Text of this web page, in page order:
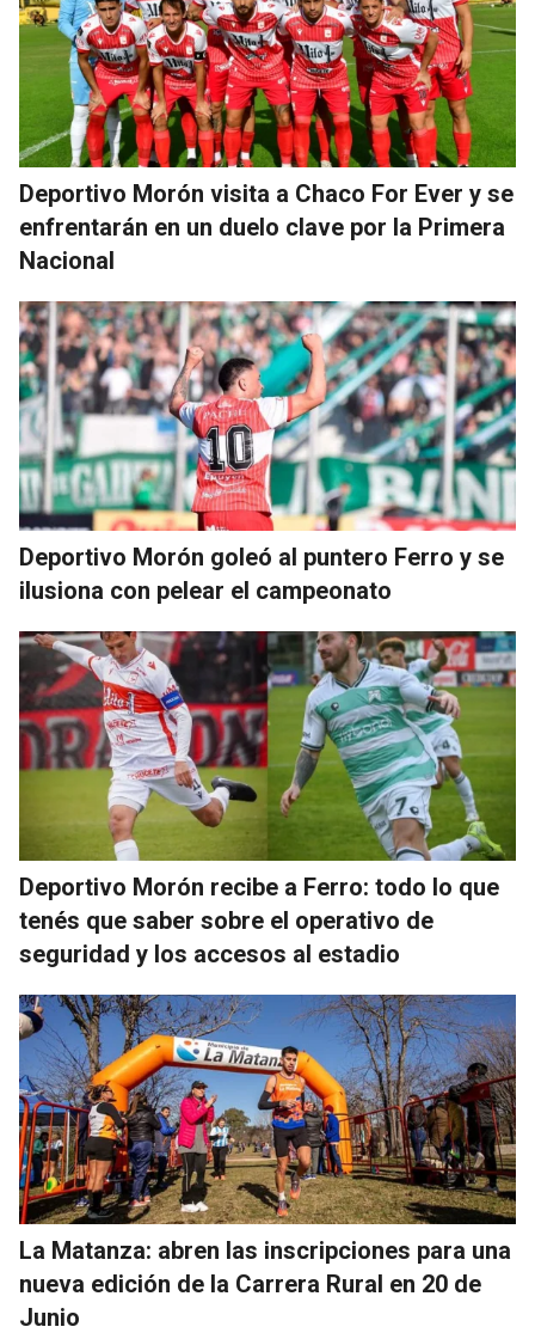
Deportivo Morón visita a Chaco For Ever y se
enfrentarán en un duelo clave por la Primera
Nacional
Deportivo Morón goleó al puntero Ferro y se
ilusiona con pelear el campeonato
Deportivo Morón recibe a Ferro: todo lo que
tenés que saber sobre el operativo de
seguridad y los accesos al estadio
La Matanza: abren las inscripciones para una
nueva edición de la Carrera Rural en 20 de
Junio